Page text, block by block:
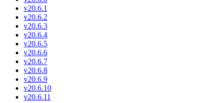
v20.6.1
v20.6.2
v20.6.3
v20.6.4
v20.6.5
v20.6.6
v20.6.7
v20.6.8
v20.6.9
v20.6.10
v20.6.11